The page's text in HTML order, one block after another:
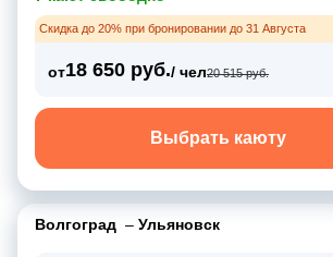
Скидка до 20% при бронировании до 31 Августа
от18 650 руб./ чел20 515 руб.
Выбрать каюту
Волгоград – Ульяновск